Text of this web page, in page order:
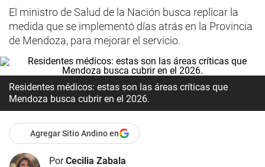
El ministro de Salud de la Nación busca replicar la
medida que se implementó días atrás en la Provincia
de Mendoza, para mejorar el servicio.
Residentes médicos: estas son las áreas críticas que
Mendoza busca cubrir en el 2026.
Agregar Sitio Andino en
PorCecilia Zabala